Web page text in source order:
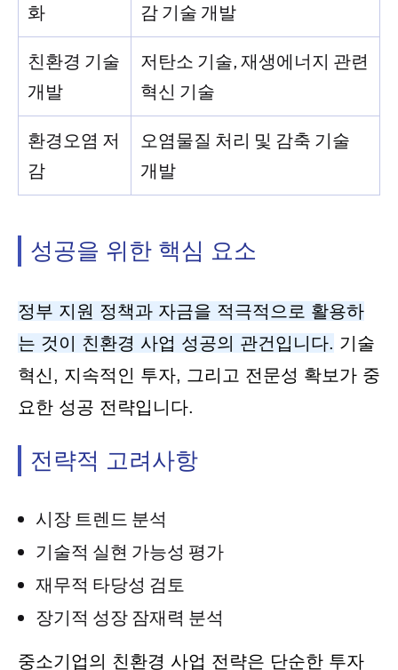
화
감 기술 개발
친환경 기술
개발
저탄소 기술, 재생에너지 관련
혁신 기술
환경오염 저
감
오염물질 처리 및 감축 기술
개발
성공을 위한 핵심 요소
정부 지원 정책과 자금을 적극적으로 활용하
는 것이 친환경 사업 성공의 관건입니다. 기술
혁신, 지속적인 투자, 그리고 전문성 확보가 중
요한 성공 전략입니다.
전략적 고려사항
시장 트렌드 분석
기술적 실현 가능성 평가
재무적 타당성 검토
장기적 성장 잠재력 분석
중소기업의 친환경 사업 전략은 단순한 투자